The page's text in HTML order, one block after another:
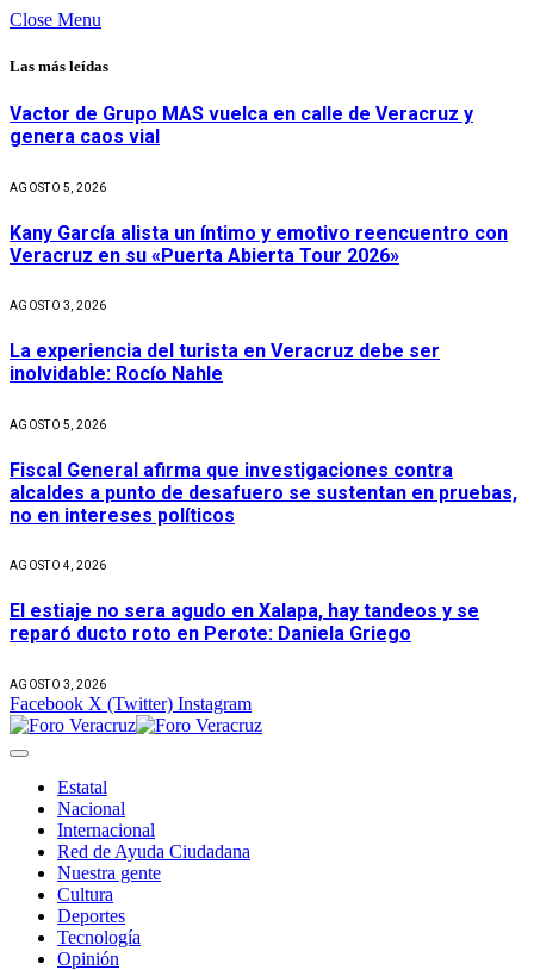
Close Menu
Las más leídas
Vactor de Grupo MAS vuelca en calle de Veracruz y
genera caos vial
AGOSTO 5, 2026
Kany García alista un íntimo y emotivo reencuentro con
Veracruz en su «Puerta Abierta Tour 2026»
AGOSTO 3, 2026
La experiencia del turista en Veracruz debe ser
inolvidable: Rocío Nahle
AGOSTO 5, 2026
Fiscal General afirma que investigaciones contra
alcaldes a punto de desafuero se sustentan en pruebas,
no en intereses políticos
AGOSTO 4, 2026
El estiaje no sera agudo en Xalapa, hay tandeos y se
reparó ducto roto en Perote: Daniela Griego
AGOSTO 3, 2026
Facebook X (Twitter) Instagram
Estatal
Nacional
Internacional
Red de Ayuda Ciudadana
Nuestra gente
Cultura
Deportes
Tecnología
Opinión